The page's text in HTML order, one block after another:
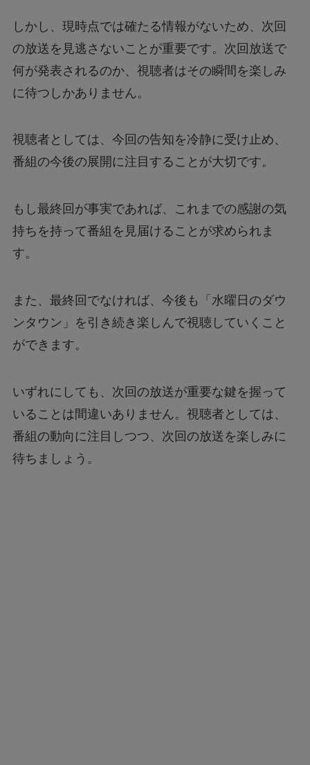
しかし、現時点では確たる情報がないため、次回
の放送を見逃さないことが重要です。次回放送で
何が発表されるのか、視聴者はその瞬間を楽しみ
に待つしかありません。
視聴者としては、今回の告知を冷静に受け止め、
番組の今後の展開に注目することが大切です。
もし最終回が事実であれば、これまでの感謝の気
持ちを持って番組を見届けることが求められま
す。
また、最終回でなければ、今後も「水曜日のダウ
ンタウン」を引き続き楽しんで視聴していくこと
ができます。
いずれにしても、次回の放送が重要な鍵を握って
いることは間違いありません。視聴者としては、
番組の動向に注目しつつ、次回の放送を楽しみに
待ちましょう。